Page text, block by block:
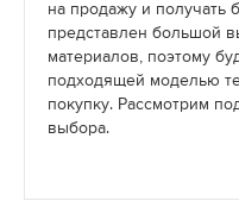
на продажу и получать
представлен большой
материалов, поэтому
подходящей моделью
покупку. Рассмотрим
выбора.